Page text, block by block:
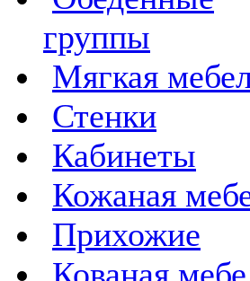
группы
Мягкая
Стенки
Кабинеты
Кожаная
Прихожие